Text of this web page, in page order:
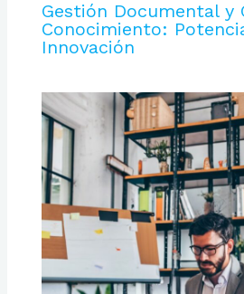
Gestión Documental y
Conocimiento:
Innovación